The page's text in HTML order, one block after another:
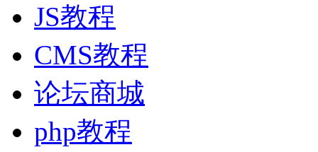
JS教程
CMS教程
论坛商城
php教程